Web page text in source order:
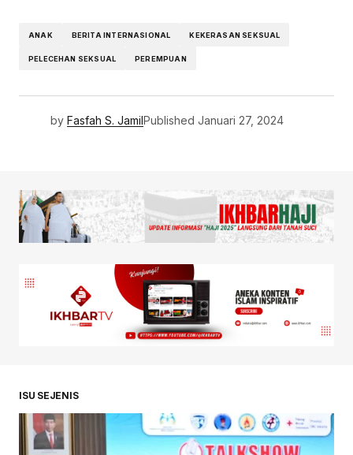
ANAK BERITA INTERNASIONAL KEKERASAN SEKSUAL
PELECEHAN SEKSUAL PEREMPUAN
by Fasfah S. JamilPublished Januari 27, 2024
ISU SEJENIS